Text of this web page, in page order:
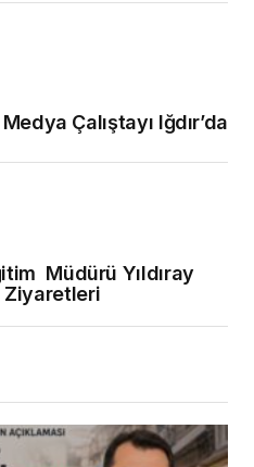
Çalıştayı Iğdır’da
Müdürü Yıldıray
Ziyaretleri